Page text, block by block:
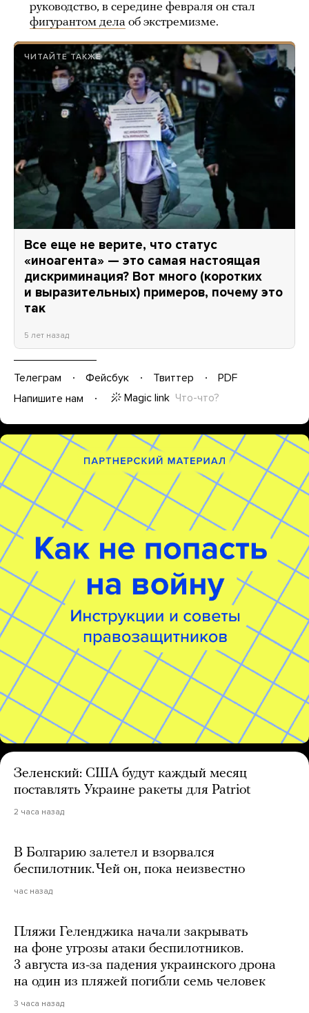
руководство, в середине февраля он стал
фигурантом дела об экстремизме.
ЧИТАЙТЕ ТАКЖЕ
Все еще не верите, что статус
«иноагента» — это самая настоящая
дискриминация? Вот много (коротких
и выразительных) примеров, почему это
так
5 лет назад
Телеграм Фейсбук Твиттер
PDF
Напишите нам
Magic link Что-что?
Зеленский: США будут каждый месяц
поставлять Украине ракеты для Patriot
2 часа назад
В Болгарию залетел и взорвался
беспилотник. Чей он, пока неизвестно
час назад
Пляжи Геленджика начали закрывать
на фоне угрозы атаки беспилотников.
3 августа из-за падения украинского дрона
на один из пляжей погибли семь человек
3 часа назад